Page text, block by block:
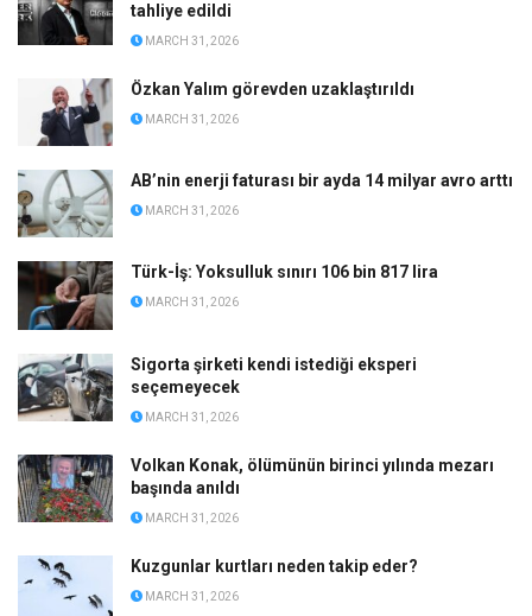
tahliye edildi
MARCH 31, 2026
Özkan Yalım görevden uzaklaştırıldı
MARCH 31, 2026
AB’nin enerji faturası bir ayda 14 milyar avro arttı
MARCH 31, 2026
Türk-İş: Yoksulluk sınırı 106 bin 817 lira
MARCH 31, 2026
Sigorta şirketi kendi istediği eksperi
seçemeyecek
MARCH 31, 2026
Volkan Konak, ölümünün birinci yılında mezarı
başında anıldı
MARCH 31, 2026
Kuzgunlar kurtları neden takip eder?
MARCH 31, 2026